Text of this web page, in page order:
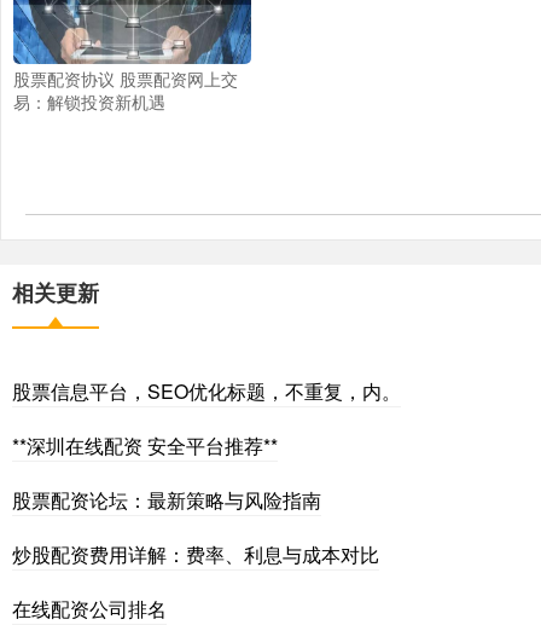
股票配资协议 股票配资网上交
易：解锁投资新机遇
相关更新
股票信息平台，SEO优化标题，不重复，内。
**深圳在线配资 安全平台推荐**
股票配资论坛：最新策略与风险指南
炒股配资费用详解：费率、利息与成本对比
在线配资公司排名